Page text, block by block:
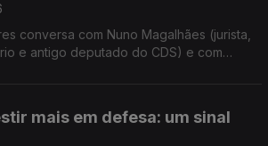
conversa com Nuno Magalhães (jurista,
e antigo deputado do CDS) e com
mais em defesa: um sinal